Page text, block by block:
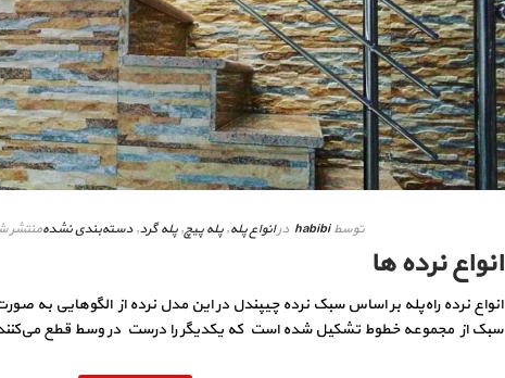
توسط habibi درانواع پله,پله پیچ,پله گرد,دسته‌بندی نشدهمنتشر
انواع نرده ها
انواع نرده راه‌پله بر اساس سبک نرده چیپندل در این مدل نرده از الگوهایی به
سبک از مجموعه خطوط تشکیل شده است که یکدیگر را درست در وسط قطع